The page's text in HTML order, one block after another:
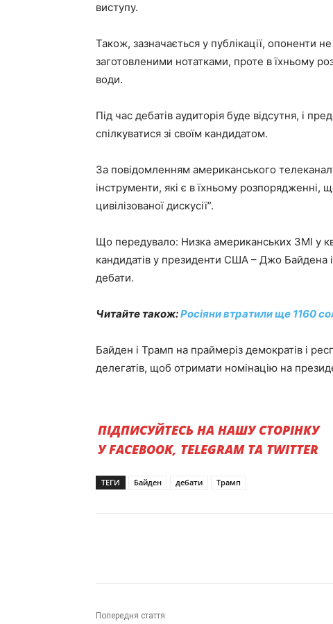
виступу.
Також, зазначається у публікації, опоненти
заготовленими нотатками, проте в їхньому
води.
Під час дебатів аудиторія буде відсутня, і
спілкуватися зі своїм кандидатом.
За повідомленням американського
інструменти, які є в їхньому
цивілізованої дискусії”.
Що передувало: Низка американських ЗМІ у
кандидатів у президенти США – Джо Байдена
дебати.
Читайте також:Росіяни втратили ще 1160
Байден і Трамп на праймеріз демократів і
делегатів, щоб отримати номінацію на
ПІДПИСУЙТЕСЬ НА НАШУ СТОРІНКУ
У FACEBOOK, TELEGRAM ТА TWITTER
ТЕГИ Байден дебати Трамп
Попередня стаття